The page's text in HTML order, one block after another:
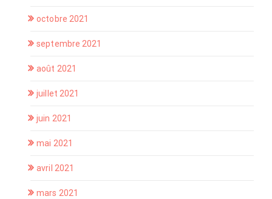
octobre 2021
septembre 2021
août 2021
juillet 2021
juin 2021
mai 2021
avril 2021
mars 2021